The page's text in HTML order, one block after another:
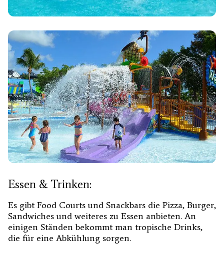
Essen & Trinken:
Es gibt Food Courts und Snackbars die Pizza, Burger,
Sandwiches und weiteres zu Essen anbieten. An
einigen Ständen bekommt man tropische Drinks,
die für eine Abkühlung sorgen.